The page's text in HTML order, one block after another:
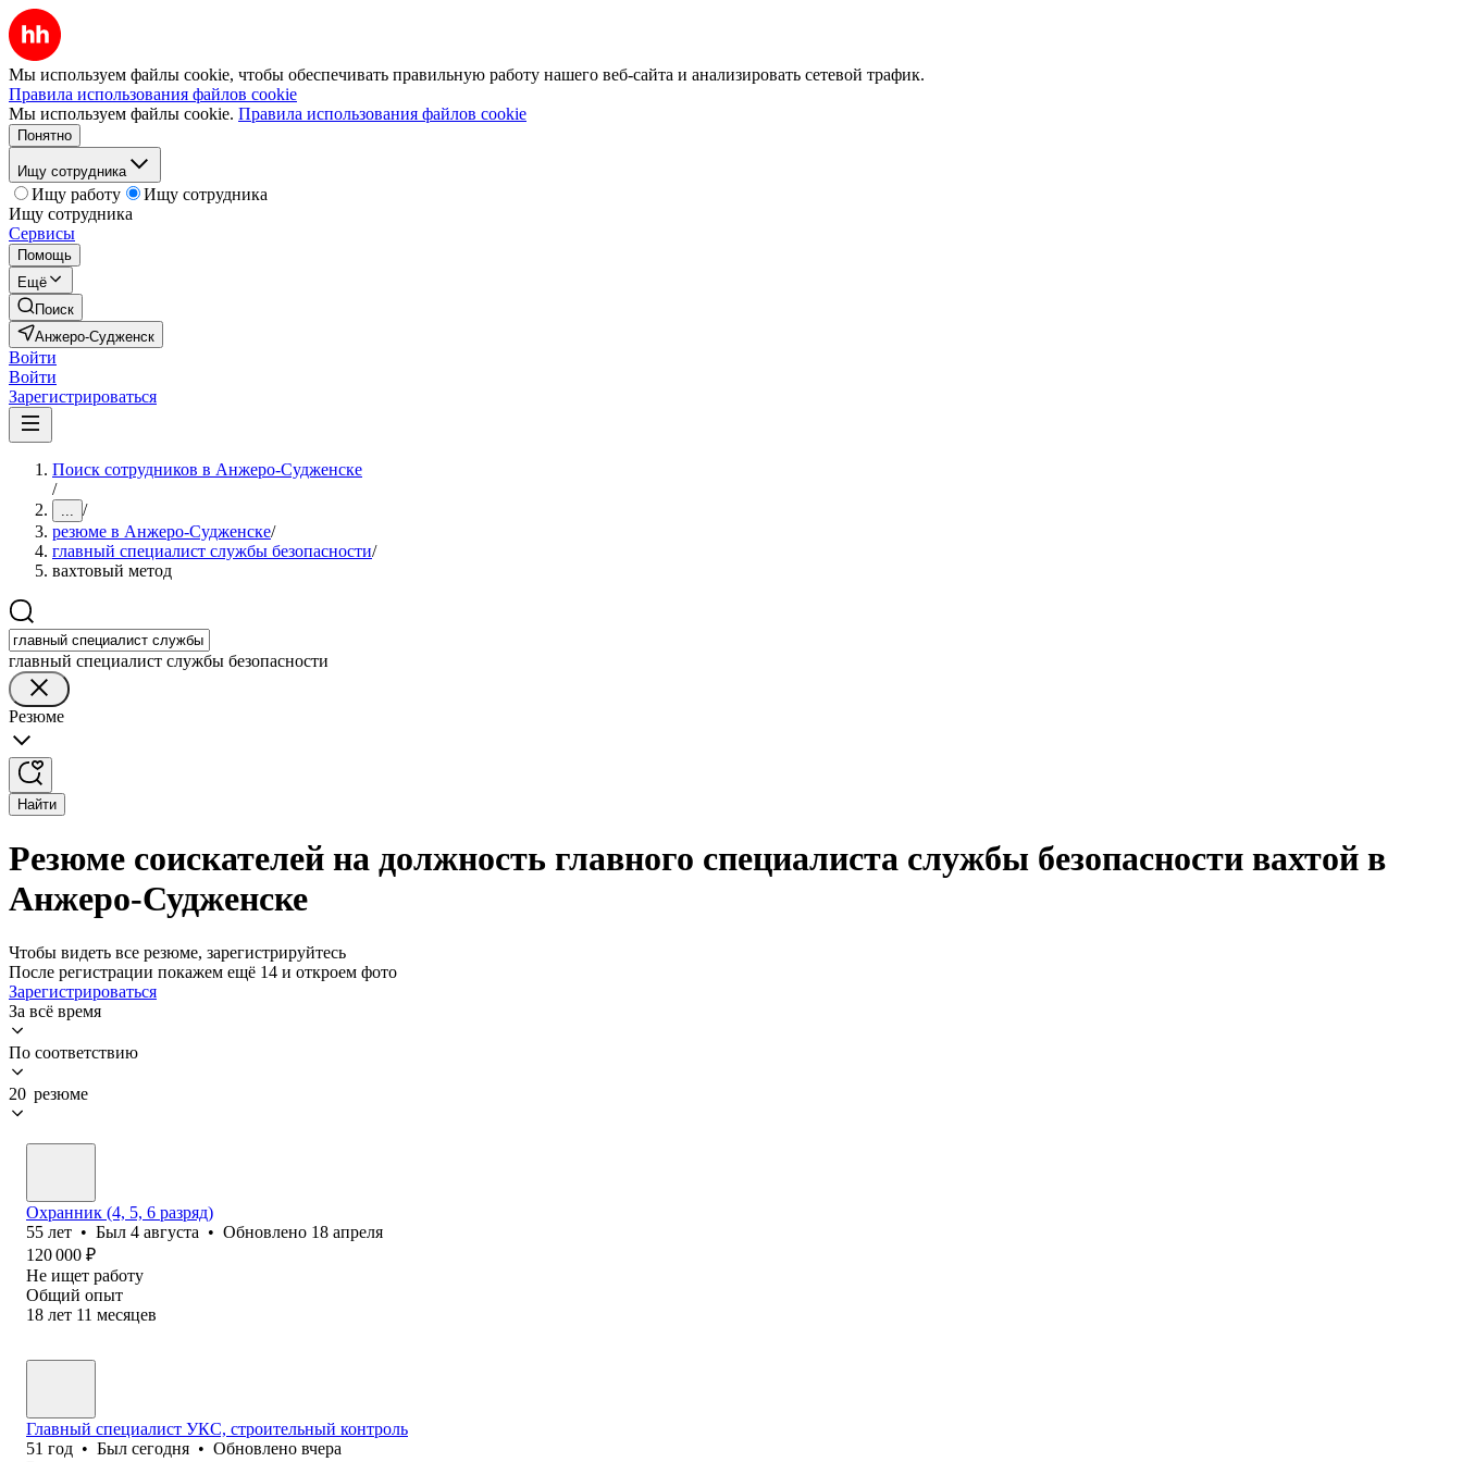
Мы используем файлы cookie, чтобы обеспечивать правильную работу нашего веб-сайта и анализировать сетевой трафик.
Правила использования файлов cookie
Мы используем файлы cookie. Правила использования файлов cookie
Понятно
Ищу сотрудника
Ищу работу
Ищу сотрудника
Ищу сотрудника
Сервисы
Помощь
Ещё
Поиск
Анжеро-Судженск
Войти
Войти
Зарегистрироваться
Поиск сотрудников в Анжеро-Судженске
/
... /
резюме в Анжеро-Судженске/
главный специалист службы безопасности/
вахтовый метод
главный специалист службы безопасности
Резюме
Найти
Резюме соискателей на должность главного специалиста службы безопасности вахтой в
Анжеро-Судженске
Чтобы видеть все резюме, зарегистрируйтесь
После регистрации покажем ещё 14 и откроем фото
Зарегистрироваться
За всё время
По соответствию
20 резюме
Охранник (4, 5, 6 разряд)
55 лет • Был 4 августа • Обновлено 18 апреля
120 000 ₽
Не ищет работу
Общий опыт
18 лет 11 месяцев
Главный специалист УКС, строительный контроль
51 год • Был сегодня • Обновлено вчера